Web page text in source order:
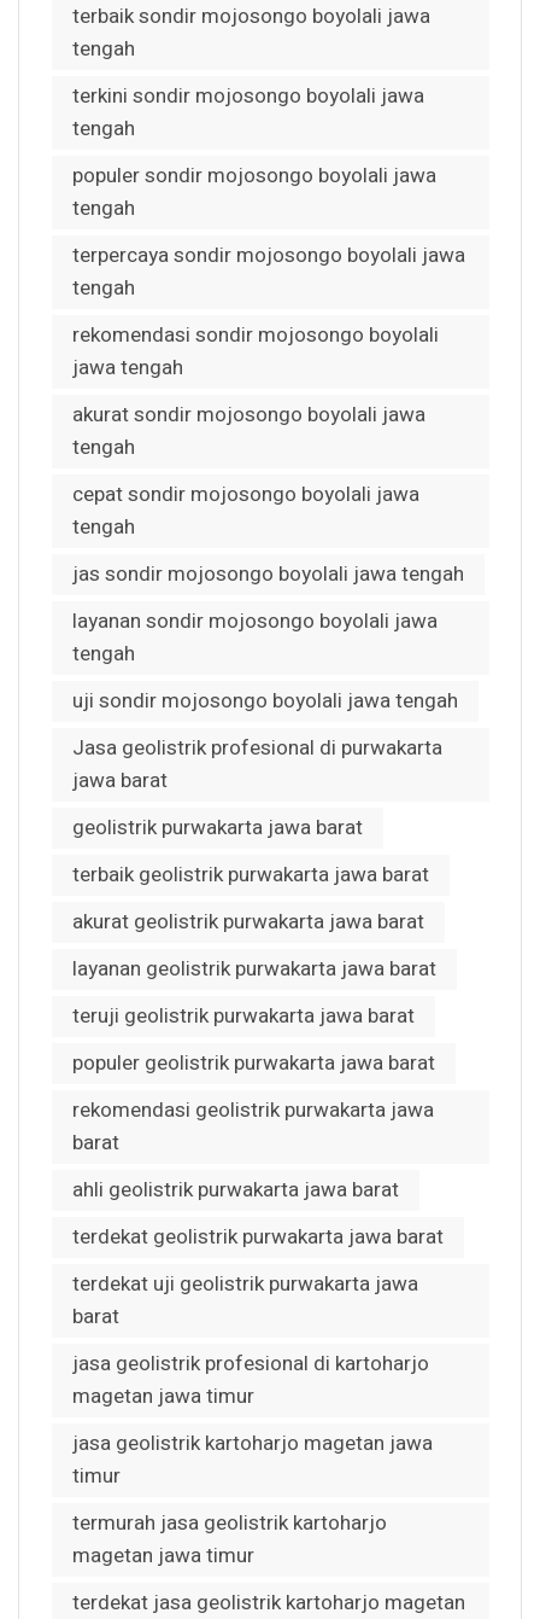
terbaik sondir mojosongo boyolali jawa
tengah
terkini sondir mojosongo boyolali jawa
tengah
populer sondir mojosongo boyolali jawa
tengah
terpercaya sondir mojosongo boyolali jawa
tengah
rekomendasi sondir mojosongo boyolali
jawa tengah
akurat sondir mojosongo boyolali jawa
tengah
cepat sondir mojosongo boyolali jawa
tengah
jas sondir mojosongo boyolali jawa tengah
layanan sondir mojosongo boyolali jawa
tengah
uji sondir mojosongo boyolali jawa tengah
Jasa geolistrik profesional di purwakarta
jawa barat
geolistrik purwakarta jawa barat
terbaik geolistrik purwakarta jawa barat
akurat geolistrik purwakarta jawa barat
layanan geolistrik purwakarta jawa barat
teruji geolistrik purwakarta jawa barat
populer geolistrik purwakarta jawa barat
rekomendasi geolistrik purwakarta jawa
barat
ahli geolistrik purwakarta jawa barat
terdekat geolistrik purwakarta jawa barat
terdekat uji geolistrik purwakarta jawa
barat
jasa geolistrik profesional di kartoharjo
magetan jawa timur
jasa geolistrik kartoharjo magetan jawa
timur
termurah jasa geolistrik kartoharjo
magetan jawa timur
terdekat jasa geolistrik kartoharjo magetan